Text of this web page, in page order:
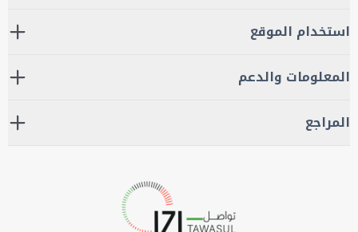
استخدام الموقع
المعلومات والدعم
المراجع